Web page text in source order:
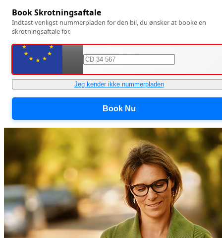
Book Skrotningsaftale
Indtast venligst nummerpladen for den bil, du ønsker at booke en
skrotningsaftale for.
Jeg kender ikke nummerpladen
Book Nu